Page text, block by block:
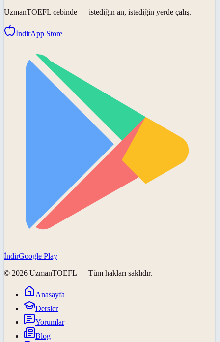
UzmanTOEFL cebinde — istediğin an, istediğin yerde çalış.
İndirApp Store
İndirGoogle Play
© 2026 UzmanTOEFL — Tüm hakları saklıdır.
Anasayfa
Dersler
Yorumlar
Blog